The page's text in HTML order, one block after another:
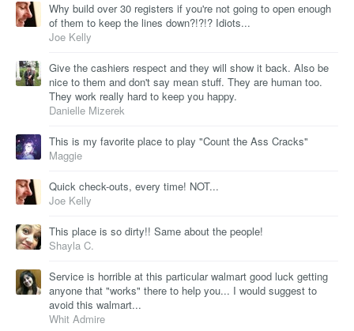
Why build over 30 registers if you're not going to open enough
of them to keep the lines down?!?!? Idiots...
Joe Kelly
Give the cashiers respect and they will show it back. Also be
nice to them and don't say mean stuff. They are human too.
They work really hard to keep you happy.
Danielle Mizerek
This is my favorite place to play "Count the Ass Cracks"
Maggie
Quick check-outs, every time! NOT...
Joe Kelly
This place is so dirty!! Same about the people!
Shayla C.
Service is horrible at this particular walmart good luck getting
anyone that "works" there to help you... I would suggest to
avoid this walmart...
Whit Admire